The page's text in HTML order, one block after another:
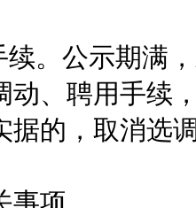
公示期满，
动、聘用手续
据的，取消选